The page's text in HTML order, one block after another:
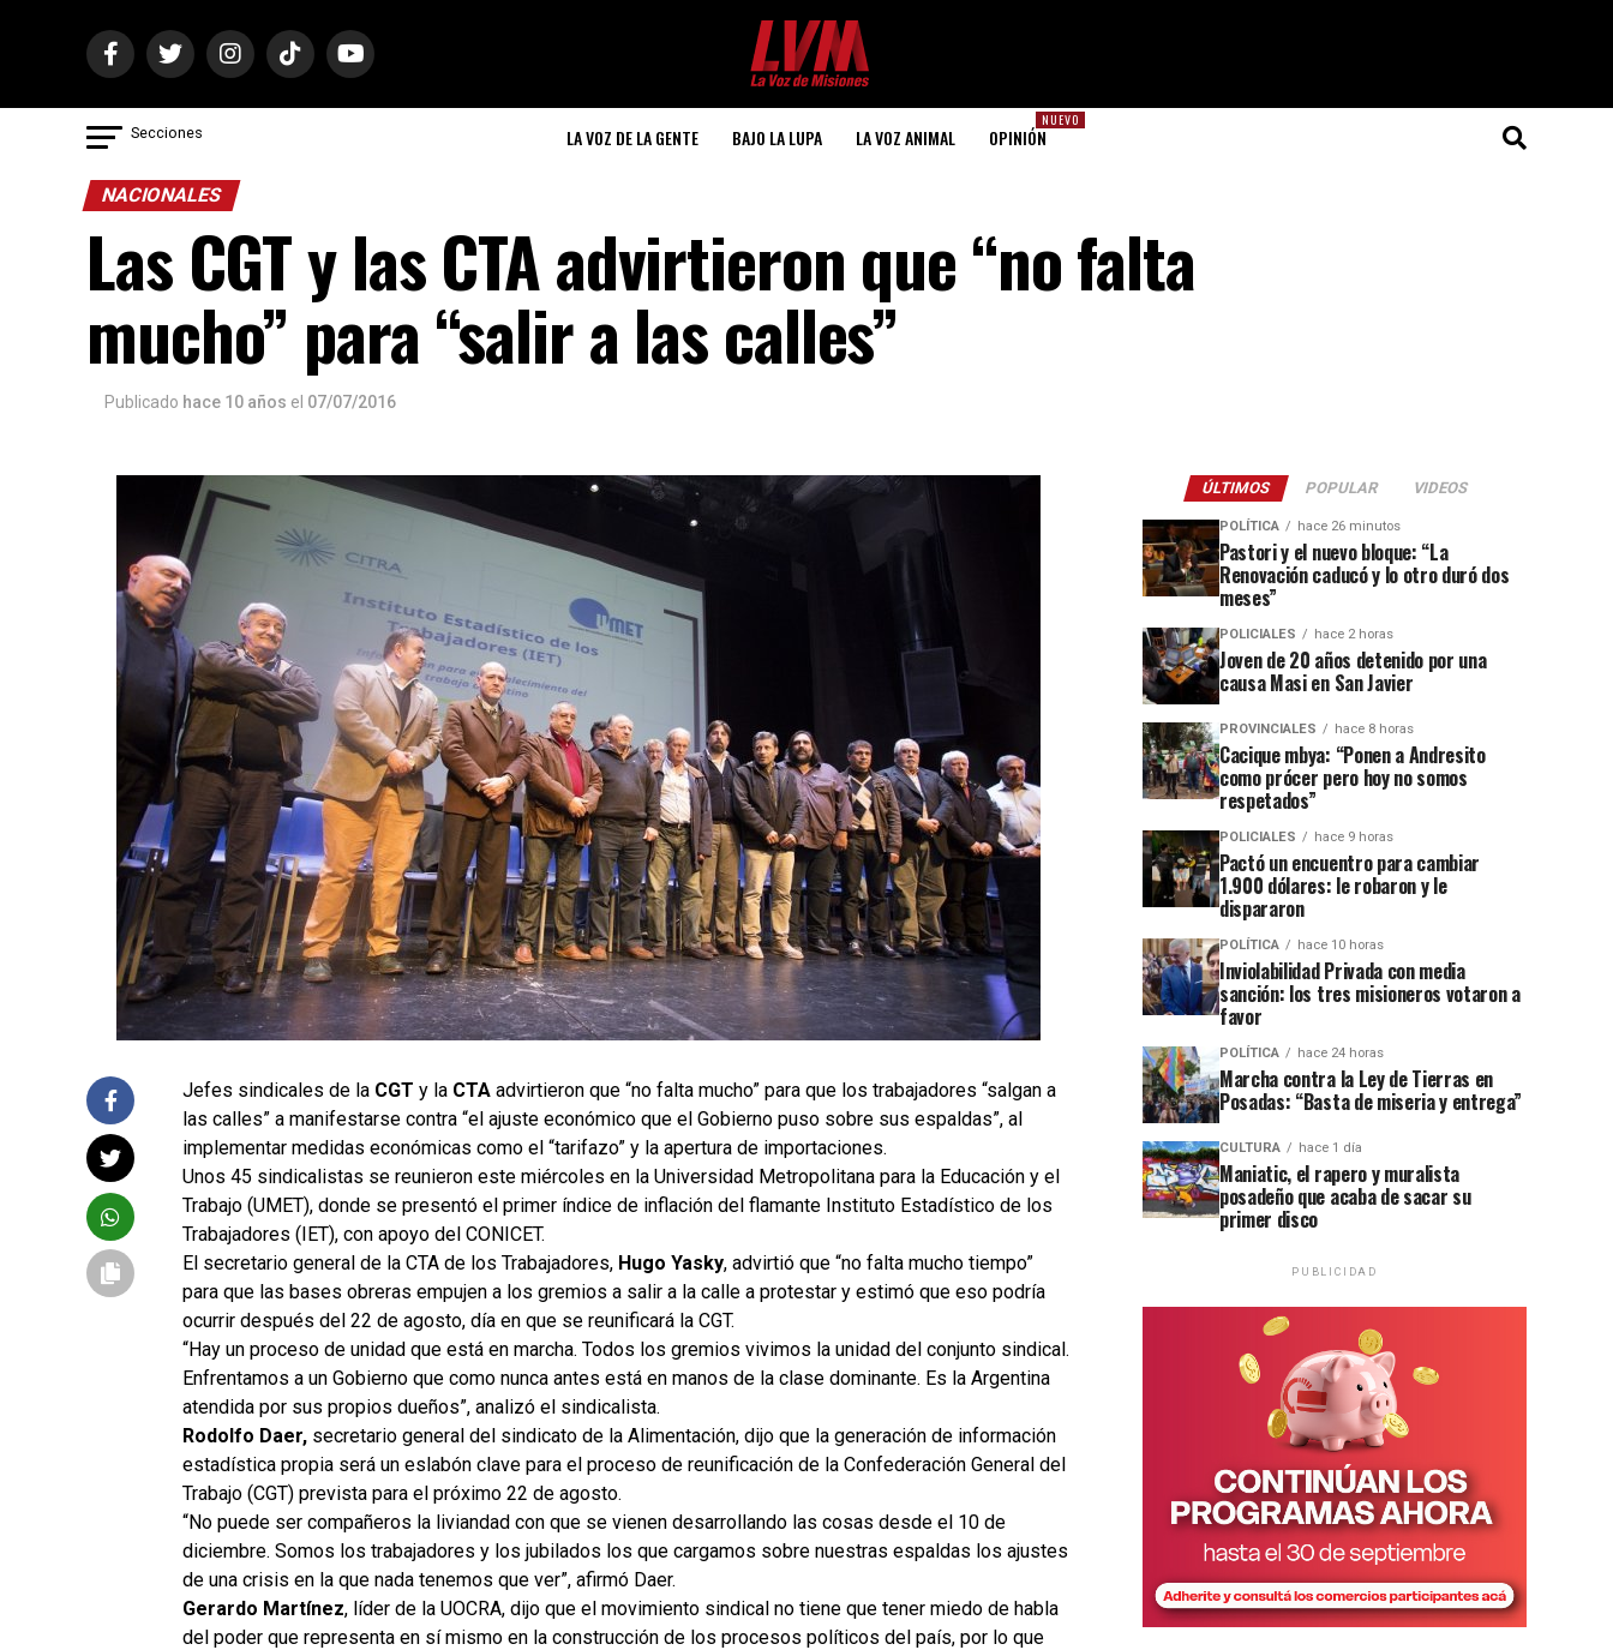
Secciones LA VOZ DE LA GENTE BAJO LA LUPA LA VOZ ANIMAL
NUEVO
OPINIÓN
NACIONALES
Las CGT y las CTA advirtieron que “no falta
mucho” para “salir a las calles”
Publicado hace 10 años el 07/07/2016
Jefes sindicales de la CGT y la CTA advirtieron que “no falta mucho” para que los trabajadores “salgan a
las calles” a manifestarse contra “el ajuste económico que el Gobierno puso sobre sus espaldas”, al
implementar medidas económicas como el “tarifazo” y la apertura de importaciones.
Unos 45 sindicalistas se reunieron este miércoles en la Universidad Metropolitana para la Educación y el
Trabajo (UMET), donde se presentó el primer índice de inflación del flamante Instituto Estadístico de los
Trabajadores (IET), con apoyo del CONICET.
El secretario general de la CTA de los Trabajadores, Hugo Yasky, advirtió que “no falta mucho tiempo”
para que las bases obreras empujen a los gremios a salir a la calle a protestar y estimó que eso podría
ocurrir después del 22 de agosto, día en que se reunificará la CGT.
“Hay un proceso de unidad que está en marcha. Todos los gremios vivimos la unidad del conjunto sindical.
Enfrentamos a un Gobierno que como nunca antes está en manos de la clase dominante. Es la Argentina
atendida por sus propios dueños”, analizó el sindicalista.
Rodolfo Daer, secretario general del sindicato de la Alimentación, dijo que la generación de información
estadística propia será un eslabón clave para el proceso de reunificación de la Confederación General del
Trabajo (CGT) prevista para el próximo 22 de agosto.
“No puede ser compañeros la liviandad con que se vienen desarrollando las cosas desde el 10 de
diciembre. Somos los trabajadores y los jubilados los que cargamos sobre nuestras espaldas los ajustes
de una crisis en la que nada tenemos que ver”, afirmó Daer.
Gerardo Martínez, líder de la UOCRA, dijo que el movimiento sindical no tiene que tener miedo de habla
del poder que representa en sí mismo en la construcción de los procesos políticos del país, por lo que
ÚLTIMOS POPULAR VIDEOS
POLÍTICA hace 26 minutos
Pastori y el nuevo bloque: “La
Renovación caducó y lo otro duró dos
meses”
POLICIALES hace 2 horas
Joven de 20 años detenido por una
causa Masi en San Javier
PROVINCIALES hace 8 horas
Cacique mbya: “Ponen a Andresito
como prócer pero hoy no somos
respetados”
POLICIALES hace 9 horas
Pactó un encuentro para cambiar
1.900 dólares: le robaron y le
dispararon
POLÍTICA hace 10 horas
Inviolabilidad Privada con media
sanción: los tres misioneros votaron a
favor
POLÍTICA hace 24 horas
Marcha contra la Ley de Tierras en
Posadas: “Basta de miseria y entrega”
CULTURA hace 1 día
Maniatic, el rapero y muralista
posadeño que acaba de sacar su
primer disco
PUBLICIDAD